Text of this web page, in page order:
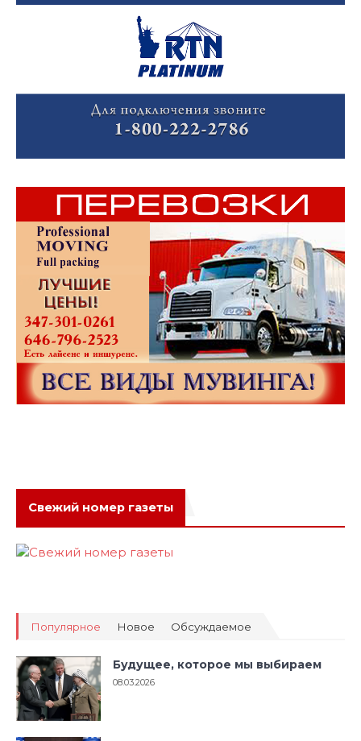
Свежий номер газеты
Популярное Новое Обсуждаемое
Будущее, которое мы выбираем
08.03.2026